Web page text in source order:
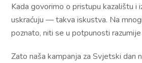
Kada govorimo o pristupu kazalištu
uskraćuju — takva iskustva. Na
poznato, niti se u potpunosti
Zato naša kampanja za Svjetski